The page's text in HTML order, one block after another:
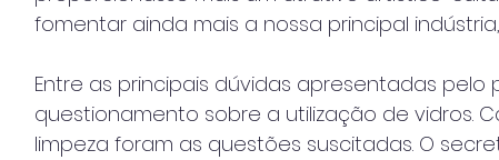
fomentar ainda mais a nossa principal
Entre as principais dúvidas apresentadas
questionamento sobre a utilização de vidros.
limpeza foram as questões suscitadas. O